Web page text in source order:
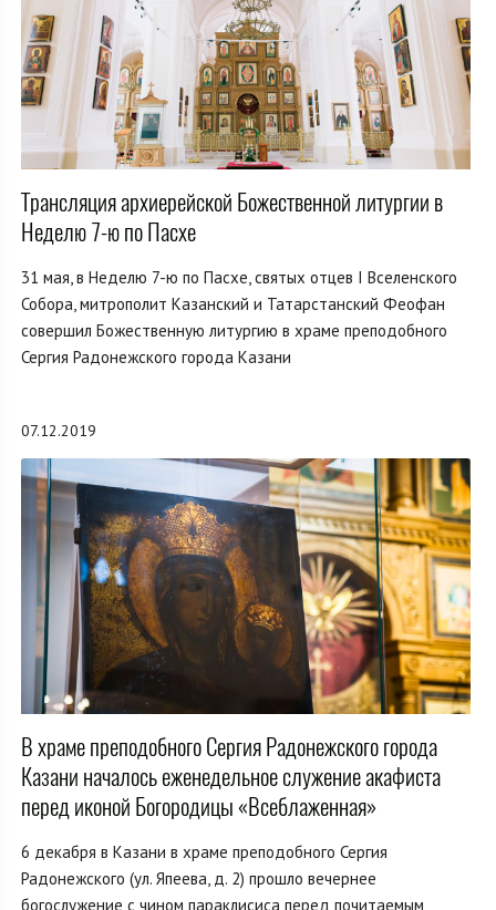
Трансляция архиерейской Божественной литургии в
Неделю 7-ю по Пасхе
31 мая, в Неделю 7-ю по Пасхе, святых отцев I Вселенского
Собора, митрополит Казанский и Татарстанский Феофан
совершил Божественную литургию в храме преподобного
Сергия Радонежского города Казани
07.12.2019
В храме преподобного Сергия Радонежского города
Казани началось еженедельное служение акафиста
перед иконой Богородицы «Всеблаженная»
6 декабря в Казани в храме преподобного Сергия
Радонежского (ул. Япеева, д. 2) прошло вечернее
богослужение с чином параклисиса перед почитаемым